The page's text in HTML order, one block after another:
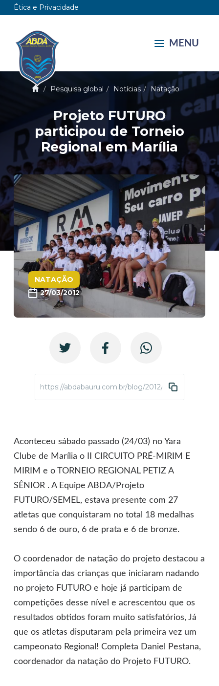
Ética e Privacidade
MENU
Pesquisa global Notícias Natação
Projeto FUTURO
participou de Torneio
Regional em Marília
NATAÇÃO
27/03/2012
https://abdabauru.com.br/blog/2012/03/27/o-
Aconteceu sábado passado (24/03) no Yara
Clube de Marília o II CIRCUITO PRÉ-MIRIM E
MIRIM e o TORNEIO REGIONAL PETIZ A
SÊNIOR . A Equipe ABDA/Projeto
FUTURO/SEMEL, estava presente com 27
atletas que conquistaram no total 18 medalhas
sendo 6 de ouro, 6 de prata e 6 de bronze.
O coordenador de natação do projeto destacou a
importância das crianças que iniciaram nadando
no projeto FUTURO e hoje já participam de
competições desse nível e acrescentou que os
resultados obtidos foram muito satisfatórios, Já
que os atletas disputaram pela primeira vez um
campeonato Regional! Completa Daniel Pestana,
coordenador da natação do Projeto FUTURO.